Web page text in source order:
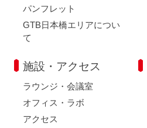
パンフレット
GTB日本橋エリアについ
て
施設・アクセス
ラウンジ・会議室
オフィス・ラボ
アクセス